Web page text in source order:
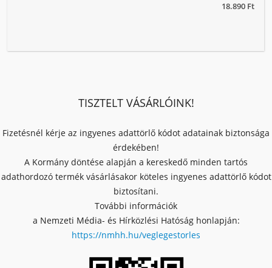
18.890 Ft
TISZTELT VÁSÁRLÓINK!
Fizetésnél kérje az ingyenes adattörlő kódot adatainak biztonsága
érdekében!
A Kormány döntése alapján a kereskedő minden tartós
adathordozó termék vásárlásakor köteles ingyenes adattörlő kódot
biztosítani.
További információk
a Nemzeti Média- és Hírközlési Hatóság honlapján:
https://nmhh.hu/veglegestorles